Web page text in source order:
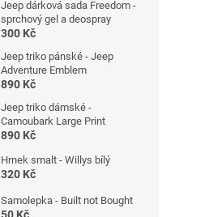
Jeep dárková sada Freedom -
sprchový gel a deospray
300 Kč
Jeep triko pánské - Jeep
Adventure Emblem
890 Kč
Jeep triko dámské -
Camoubark Large Print
890 Kč
Hrnek smalt - Willys bílý
320 Kč
Samolepka - Built not Bought